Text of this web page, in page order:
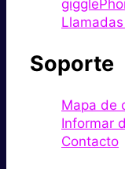
Soporte
Mapa de
Informar
Contacto